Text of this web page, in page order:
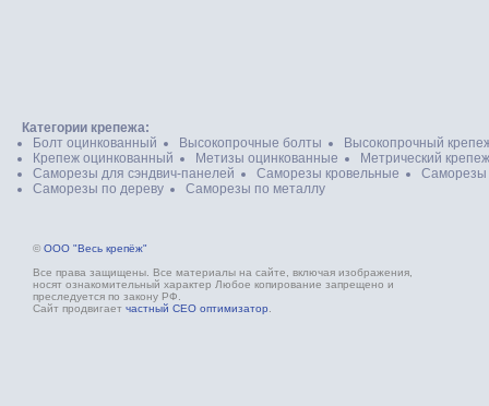
Категории крепежа:
Болт оцинкованный
Высокопрочные болты
Высокопрочный
Крепеж оцинкованный
Метизы оцинкованные
Метрический крепеж
Саморезы для сэндвич-панелей
Саморезы кровельные
Саморезы
Саморезы по дереву
Саморезы по металлу
© ООО "Весь крепёж"
Все права защищены. Все материалы на сайте, включая изображения,
носят ознакомительный характер Любое копирование запрещено и
преследуется по закону РФ.
Сайт продвигает частный СЕО оптимизатор